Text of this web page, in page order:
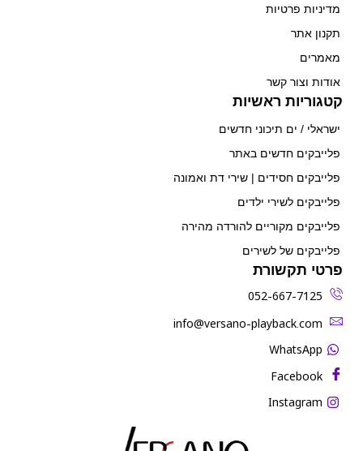
מדיניות פרטיות
תקנון אתר
מאמרים
אודות וצור קשר
קטגוריות ראשיות
ישראלי / ים תיכוני חדשים
פלייבקים חדשים באתר
פלייבקים חסידים | שירי דת ואמונה
פלייבקים לשירי ילדים
פלייבקים מקוריים להורדה מהירה
פלייבקים של לשירים
פרטי תקשורת
052-667-7125
‫info@versano-playback.com‬
WhatsApp
Facebook
Instagram